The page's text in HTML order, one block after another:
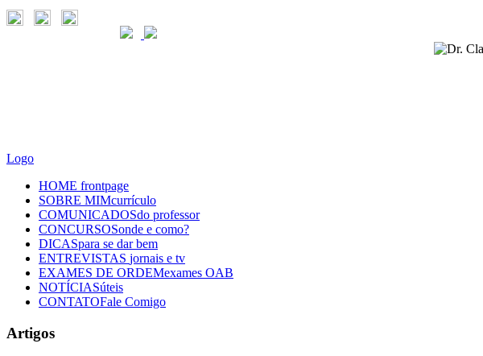
Logo
HOME frontpage
SOBRE MIMcurrículo
COMUNICADOSdo professor
CONCURSOSonde e como?
DICASpara se dar bem
ENTREVISTAS jornais e tv
EXAMES DE ORDEMexames OAB
NOTÍCIASúteis
CONTATOFale Comigo
Artigos